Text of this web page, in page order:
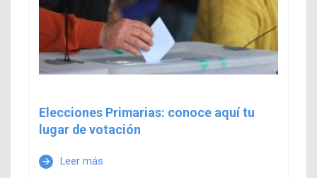
Elecciones Primarias: conoce aquí tu
lugar de votación
arrow_forward Leer más